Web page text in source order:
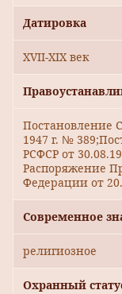
Датировка
XVII-XIX век
Постановление
1947 г. №
РСФСР от
Распоряжение
Федерации от
Современное
религиозное
Охранный